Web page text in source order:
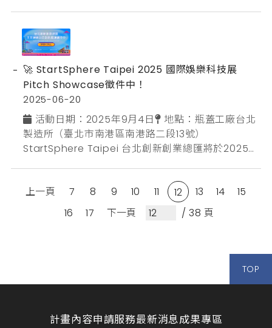
消費，以及互動體驗等領域，邀請臺北企業和工作
室，共同打造國際級交流盛會！三天活動預計吸引上
千名民眾們參與，且還能有機會與6國25位全球文娛
產...
🚀 StartSphere Taipei 2025 國際娛樂科技展
Pitch Showcase徵件中！
2025-06-20
📅 活動日期：2025年9月4日📍 地點：瓶蓋工廠台北
製造所（臺北市南港區南港路二段13號）
StartSphere Taipei 台北創新創業總匯將於2025年
Connect Pitch Showcase」展演活動，讓臺北市
新創與企業們，能有機會在來自6國25位全球文娛產
業投資人、企業以及國內5家以上投資人及企業等面
前，展示你結合科技的創意！歡迎...
上一頁 7 8 9 10 11 12 13 14
15
16
17 下一頁 / 38 頁
TOP
計畫內容申請服務最新消息成果專區